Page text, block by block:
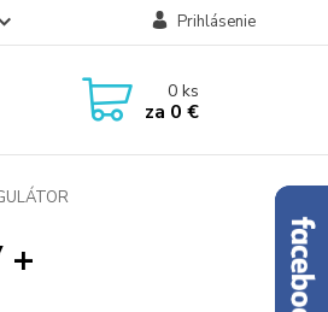
Prihlásenie
0ks
za 0 €
+